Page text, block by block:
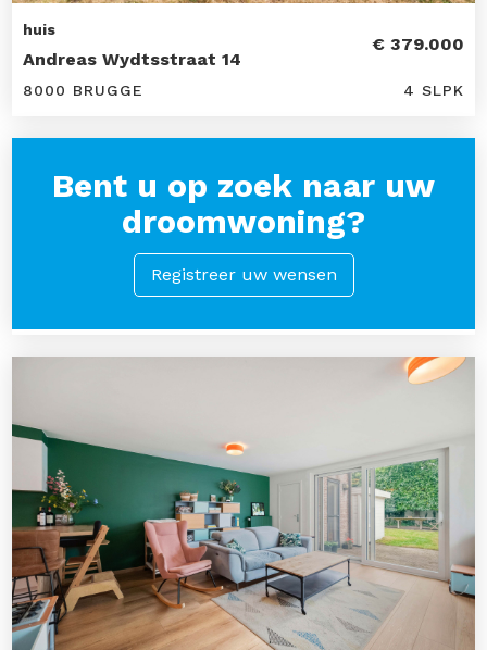
huis
Andreas Wydtsstraat 14
€ 379.000
8000 BRUGGE 4 SLPK
Bent u op zoek naar uw
droomwoning?
Registreer uw wensen